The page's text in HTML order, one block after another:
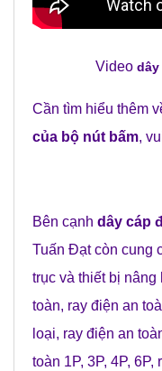
Video dây
Cần tìm hiểu thêm
của bộ nút bấm,
Bên cạnh dây cáp
Tuấn Đạt còn cung
trục và thiết bị nâng
toàn, ray điện an
loại, ray điện an
toàn 1P, 3P, 4P, 6P,